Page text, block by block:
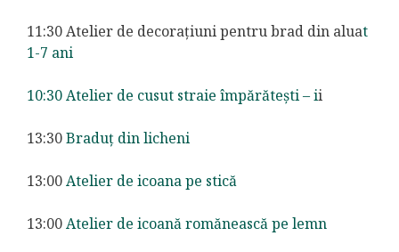
11:30 Atelier de decorațiuni pentru brad din aluat
1-7 ani
10:30 Atelier de cusut straie împărătești – ii
13:30Braduț din licheni
13:00Atelier de icoana pe stică
13:00Atelier de icoană romănească pe lemn